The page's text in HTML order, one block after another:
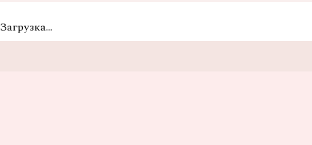
Загрузка...